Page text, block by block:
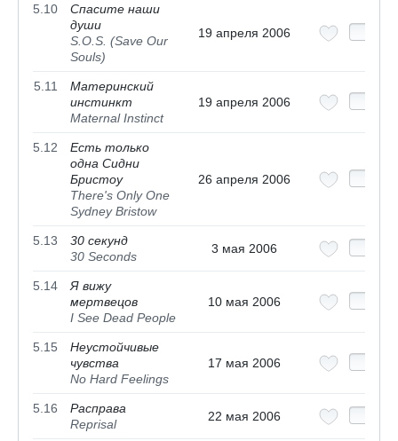
5.10
Спасите наши
души
S.O.S. (Save Our
Souls)
19 апреля 2006
5.11
Материнский
инстинкт
Maternal Instinct
19 апреля 2006
5.12
Есть только
одна Сидни
Бристоу
There's Only One
Sydney Bristow
26 апреля 2006
5.13
30 секунд
30 Seconds
3 мая 2006
5.14
Я вижу
мертвецов
I See Dead People
10 мая 2006
5.15
Неустойчивые
чувства
No Hard Feelings
17 мая 2006
5.16
Расправа
Reprisal
22 мая 2006